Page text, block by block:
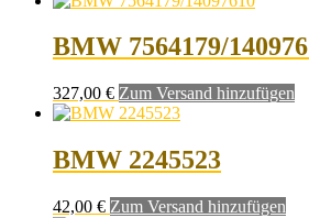
BMW 7564179/
327,00 € Zum Versand hinzufügen
BMW 2245523
42,00 € Zum Versand hinzufügen